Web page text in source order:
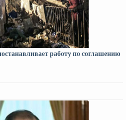
работу по соглашению